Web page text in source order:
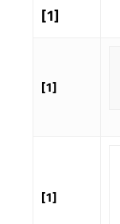
[1]
[1]
[1]